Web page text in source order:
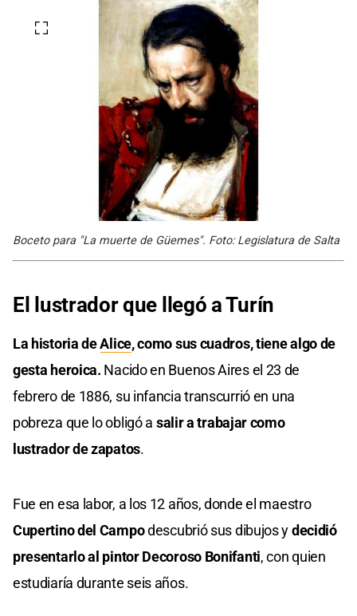
Boceto para "La muerte de Güemes". Foto: Legislatura de Salta
El lustrador que llegó a Turín
La historia deAlice, como sus cuadros, tiene algo de
gesta heroica. Nacido en Buenos Aires el 23 de
febrero de 1886, su infancia transcurrió en una
pobreza que lo obligó a salir a trabajar como
lustrador de zapatos.
Fue en esa labor, a los 12 años, donde el maestro
Cupertino del Campodescubrió sus dibujos ydecidió
presentarlo al pintor Decoroso Bonifanti, con quien
estudiaría durante seis años.